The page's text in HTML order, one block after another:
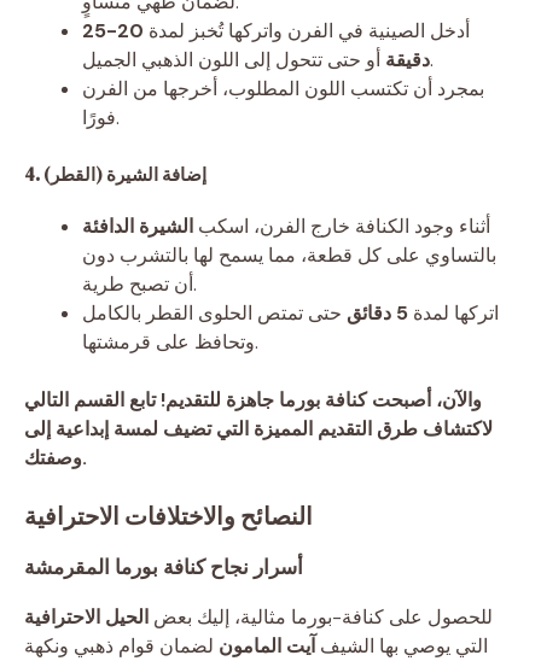
أدخل الصينية في الفرن واتركها تُخبز لمدة
20-25
دقيقةأو حتى تتحول إلى اللون الذهبي الجميل.
بمجرد أن تكتسب اللون المطلوب، أخرجها من الفرن
فورًا.
4. إضافة الشيرة (القطر)
أثناء وجود الكنافة خارج الفرن، اسكب الشيرة الدافئة
بالتساوي على كل قطعة، مما يسمح لها بالتشرب دون
أن تصبح طرية.
اتركها لمدة 5 دقائق
حتى تمتص الحلوى القطر بالكامل
وتحافظ على قرمشتها.
والآن، أصبحت كنافة بورما جاهزة للتقديم! تابع القسم التالي
لاكتشاف طرق التقديم المميزة التي تضيف لمسة إبداعية إلى
وصفتك.
النصائح والاختلافات الاحترافية
أسرار نجاح كنافة بورما المقرمشة
للحصول على كنافة-بورما مثالية، إليك بعض الحيل الاحترافية
التي يوصي بها الشيف آيت المامون لضمان قوام ذهبي ونكهة